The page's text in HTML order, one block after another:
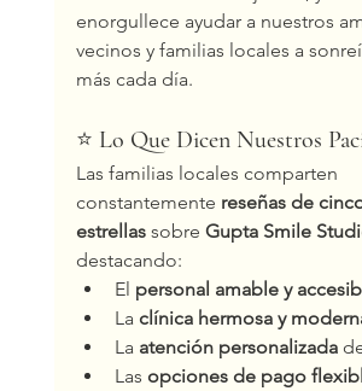
enorgullece ayudar a nuestros
vecinos y familias locales a
más cada día.
⭐ Lo Que Dicen Nuestros
Las familias locales comparten
constantemente reseñas de
estrellas sobre Gupta Smile
destacando:
El personal amable y
La clínica hermosa y
La atención personalizada
Las opciones de pago